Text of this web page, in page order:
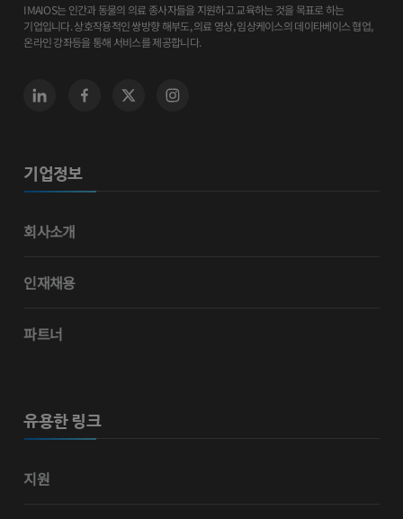
IMAIOS는 인간과 동물의 의료 종사자들을 지원하고 교육하는 것을 목표로 하는
기업입니다. 상호작용적인 쌍방향 해부도, 의료 영상, 임상케이스의 데이타베이스 협업,
온라인 강좌등을 통해 서비스를 제공합니다.
기업정보
회사소개
인재채용
파트너
유용한 링크
지원